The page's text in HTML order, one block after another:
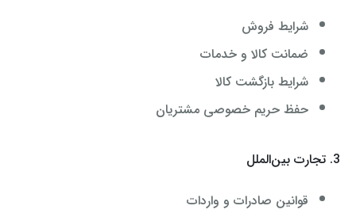
شرایط فروش
ضمانت کالا و خدمات
شرایط بازگشت کالا
حفظ حریم خصوصی مشتریان
3. تجارت بین‌الملل
قوانین صادرات و واردات